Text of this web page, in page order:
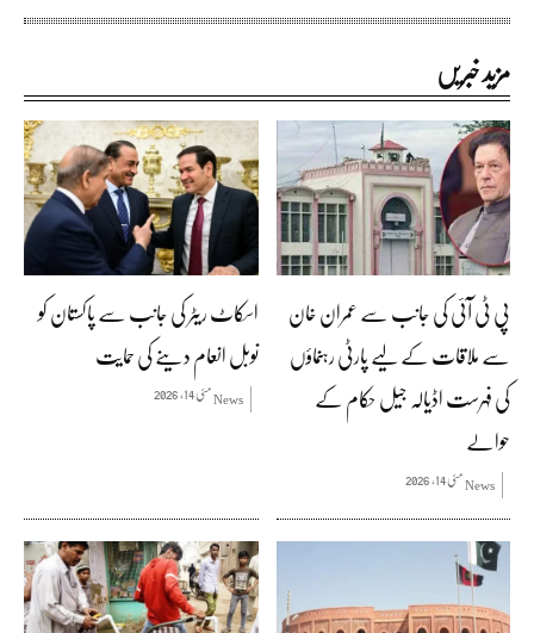
مزید خبریں
پی ٹی آئی کی جانب سے عمران خان
سے ملاقات کے لیے پارٹی رہنماؤں
کی فہرست اڈیالہ جیل حکام کے
حوالے
Newsمئی 14, 2026
اسکاٹ ریٹر کی جانب سے پاکستان کو
نوبل انعام دینے کی حمایت
Newsمئی 14, 2026